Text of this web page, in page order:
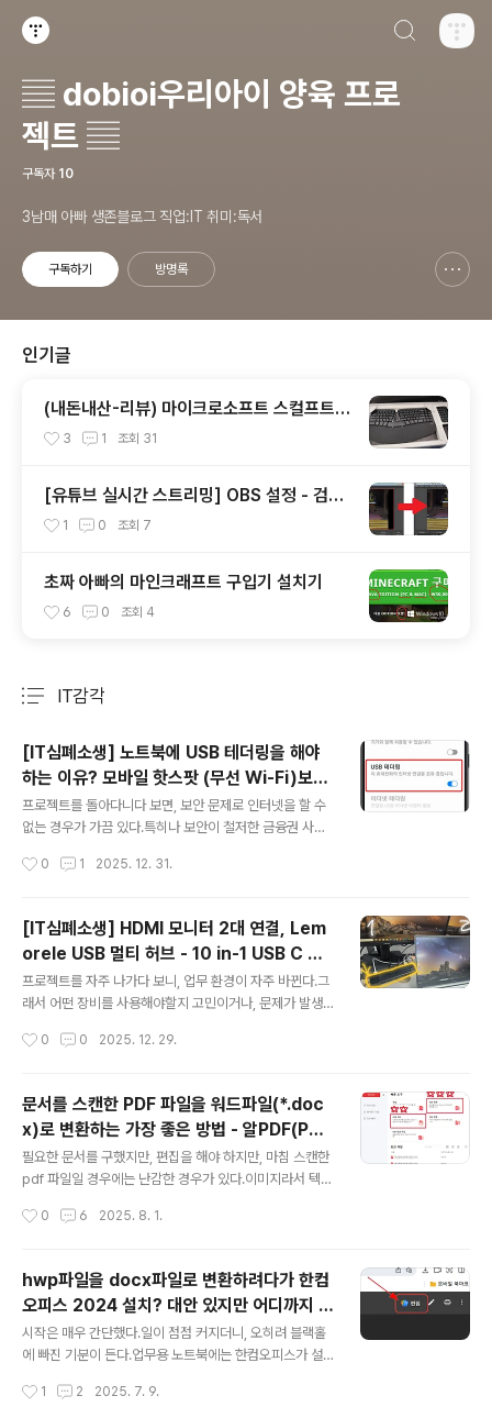
▤ dobioi우리아이 양육 프로
젝트 ▤
구독자 10
3남매 아빠 생존블로그 직업:IT 취미:독서
구독하기 방명록
인기글
(내돈내산-리뷰) 마이크로소프트 스컬프트
에고노믹 데스크탑 무선 키보드 마우스세트
3 1 조회 31
[유튜브 실시간 스트리밍] OBS 설정 - 검정
여백 없애기
1 0 조회 7
초짜 아빠의 마인크래프트 구입기 설치기
6 0 조회 4
IT감각
[IT심폐소생] 노트북에 USB 테더링을 해야
하는 이유? 모바일 핫스팟 (무선 Wi-Fi)보다
좋은 점!
프로젝트를 돌아다니다 보면, 보안 문제로 인터넷을 할 수
없는 경우가 가끔 있다.특히나 보안이 철저한 금융권 사이
인터넷을 사용하는 것은 어렵고,특정 인터넷용PC에서 겨
하는 경우가 생기는데,모바일 핫스팟과 USB 테더링에 무
슨 차이가 있나 생각해보게 된다.단순히 스마트폰의 인터
넷 데이터를 빌려사용하는 기능이긴 하지만,그래도 더 효
율적인 걸 사용하는 것이 좋을 것 같아서 정리해본다.결론
으로 유리하다.하지만 상황에 따라 모바일 핫스팟이 더 편
0 1 2025. 12. 31.
[IT심폐소생] HDMI 모니터 2대 연결, Lem
orele USB 멀티 허브 - 10 in-1 USB C 허
브 유형 C 도킹 스테이션 RJ45 PD 100W
어댑터 USB 3.0 허브
프로젝트를 자주 나가다 보니, 업무 환경이 자주 바뀐다.그
래서 어떤 장비를 사용해야할지 고민이거나, 문제가 발생
샀다", "바로 이거지!" 하는 제품을 만나게 되면 가만히 있
트북에 모니터를 연결해야 하는데, 뭐가 좋을지 고민하다
가 발견한 제품이 있다.제품명이 "Lemorele 10 in-1 US
B C 허브 유형 C 도킹 스테이션 RJ45 PD 100W 어댑터
USB 3.0 허브"다.1. 모니터를 연결할 수 있는 포트는 HD
를 연결할 수 있는 USB 포트는 A타입이 4개 있고,..
0 0 2025. 12. 29.
문서를 스캔한 PDF 파일을 워드파일(*.doc
x)로 변환하는 가장 좋은 방법 - 알PDF(PDF
변환, OCR PDF 변환)
필요한 문서를 구했지만, 편집을 해야 하지만, 마침 스캔한
pdf 파일일 경우에는 난감한 경우가 있다.이미지라서 텍스
는 중요하지...눈에는 뻔히 보이지만, 그걸 활용할 수 없이,
수 없다.페이지가 적다면 그냥 투닥투닥 작업하면 그만이
지만,10페이지 정도 되면은 이야기는 달라진다.그래서 좋
은 방법이 없을까?? 생각해보게 된다.그러다가 우연히 텍
스트로 긁어낼 수 있는 (텍스트 추출 가능) 상황을 발견하
게 된다.이건 아마도 스캔 상태가 좋아서, OCR 기능으로
질의 문서로 변환이 가능하겠는데? 하고 생각한 것이....시
0 6 2025. 8. 1.
hwp파일을 docx파일로 변환하려다가 한컴
오피스 2024 설치? 대안 있지만 어디까지 불
편한지 테스트 해봄 - 웨일 + Polaris Offic
e
시작은 매우 간단했다.일이 점점 커지더니, 오히려 블랙홀
에 빠진 기분이 든다.업무용 노트북에는 한컴오피스가 설
용하지 않는다.단, 거래처가 관공서(?)라면 이야기가 좀 달
1 2 2025. 7. 9.